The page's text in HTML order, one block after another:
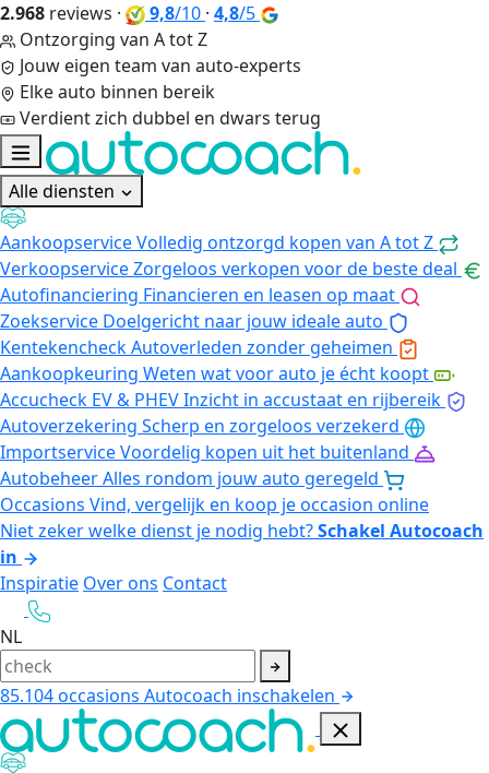
2.968 reviews · 9,8/10 · 4,8/5
Ontzorging van A tot Z
Jouw eigen team van auto-experts
Elke auto binnen bereik
Verdient zich dubbel en dwars terug
Alle diensten
AankoopserviceVolledig ontzorgd kopen van A tot Z
VerkoopserviceZorgeloos verkopen voor de beste deal
Autofinanciering Financieren en leasen op maat
Zoekservice Doelgericht naar jouw ideale auto
KentekencheckAutoverleden zonder geheimen
Aankoopkeuring Weten wat voor auto je écht koopt
Accucheck EV & PHEVInzicht in accustaat en rijbereik
Autoverzekering Scherp en zorgeloos verzekerd
ImportserviceVoordelig kopen uit het buitenland
AutobeheerAlles rondom jouw auto geregeld
Occasions Vind, vergelijk en koop je occasion online
Niet zeker welke dienst je nodig hebt?Schakel Autocoach
in
Inspiratie Over ons Contact
NL
85.104occasions Autocoach inschakelen